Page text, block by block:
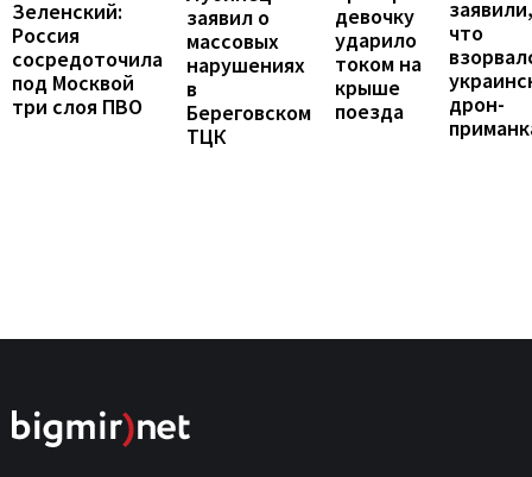
Зеленский:
Россия
сосредоточила
под Москвой
три слоя ПВО
заявил о
массовых
нарушениях
в
Береговском
ТЦК
девочку
ударило
током на
крыше
поезда
заявили,
что
дрон-